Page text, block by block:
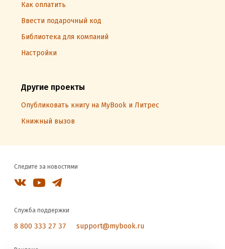
Как оплатить
Ввести подарочный код
Библиотека для компаний
Настройки
Другие проекты
Опубликовать книгу на MyBook и Литрес
Книжный вызов
Следите за новостями
Служба поддержки
8 800 333 27 37 support@mybook.ru